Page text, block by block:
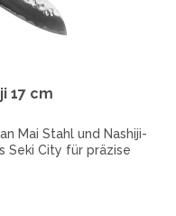
17 cm
Mai Stahl und Nashiji-
Seki City für präzise